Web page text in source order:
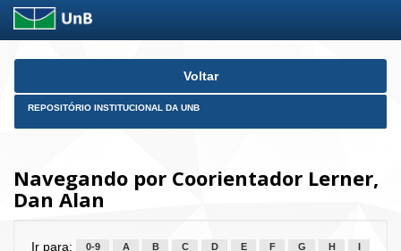
Skip
Voltar
REPOSITÓRIO INSTITUCIONAL DA UNB
Navegando por Coorientador Lerner,
Dan Alan
Ir para: 0-9 A B C D E F G H